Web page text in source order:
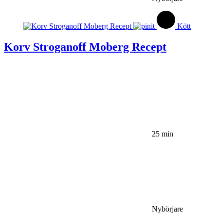
Kött
Korv Stroganoff Moberg Recept
25 min
Nybörjare